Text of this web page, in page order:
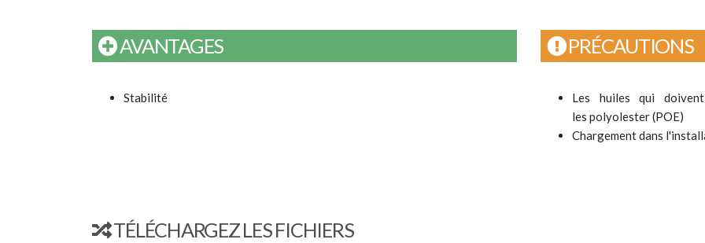
AVANTAGES
Stabilité
PRÉCAUTIONS
Les huiles qui
les polyolester (POE)
Chargement dans
TÉLÉCHARGEZ LES FICHIERS